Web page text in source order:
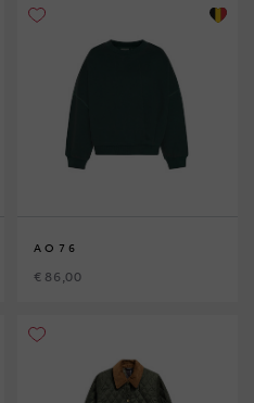
AO76
€ 86,00